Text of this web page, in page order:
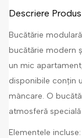
Descriere Produs
Bucătărie
bucătărie modern
un mic
disponibile conțin
mâncare. O
atmosferă
Elementele